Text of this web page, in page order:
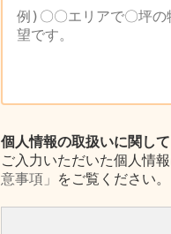
個人情報の取扱いに関して
ご入力いただいた個人情
意事項」
をご覧ください。